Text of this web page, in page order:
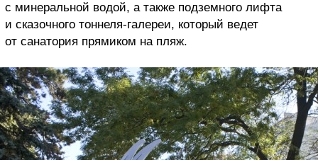
с минеральной водой, а также подземного лифта
и сказочного тоннеля-галереи, который ведет
от санатория прямиком на пляж.